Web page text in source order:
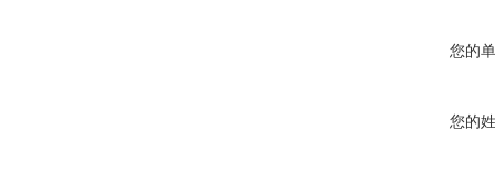
您的
您的